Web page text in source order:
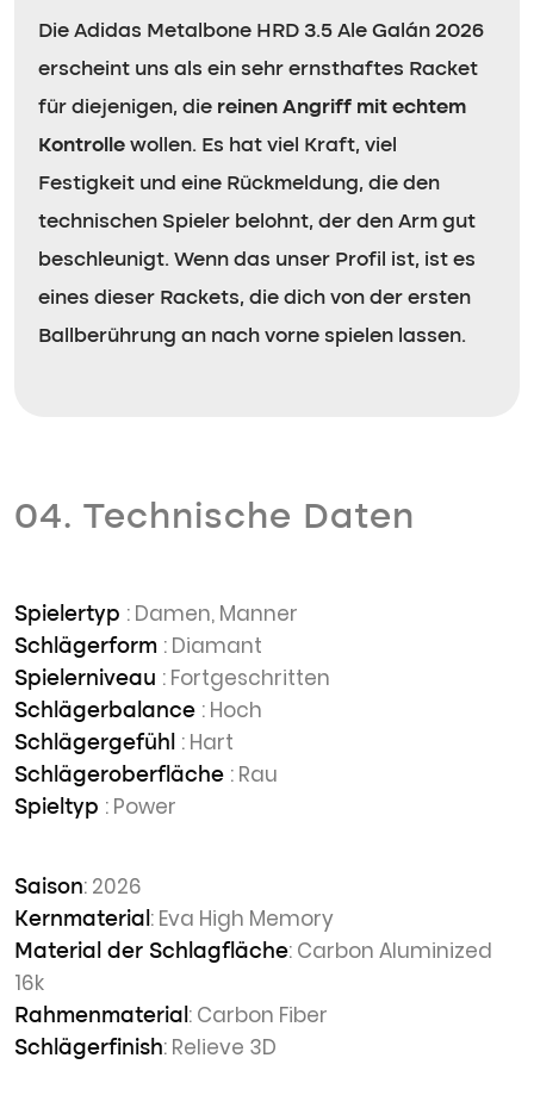
Die Adidas Metalbone HRD 3.5 Ale Galán 2026
erscheint uns als ein sehr ernsthaftes Racket
für diejenigen, die reinen Angriff mit echtem
Kontrolle wollen. Es hat viel Kraft, viel
Festigkeit und eine Rückmeldung, die den
technischen Spieler belohnt, der den Arm gut
beschleunigt. Wenn das unser Profil ist, ist es
eines dieser Rackets, die dich von der ersten
Ballberührung an nach vorne spielen lassen.
04. Technische Daten
Spielertyp : Damen, Manner
Schlägerform : Diamant
Spielerniveau : Fortgeschritten
Schlägerbalance : Hoch
Schlägergefühl : Hart
Schlägeroberfläche : Rau
Spieltyp : Power
Saison: 2026
Kernmaterial : Eva High Memory
Material der Schlagfläche: Carbon Aluminized
16k
Rahmenmaterial : Carbon Fiber
Schlägerfinish: Relieve 3D